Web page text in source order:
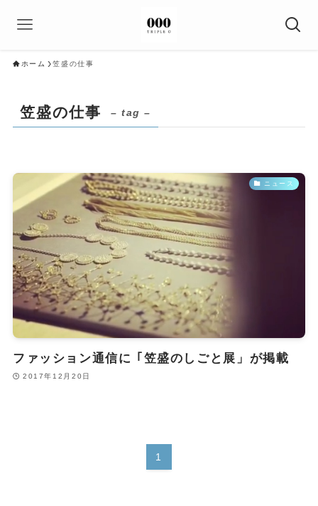
ホーム 笠盛の仕事
笠盛の仕事 – tag –
ニュース
ファッション通信に ｢笠盛のしごと展」が掲載
2017年12月20日
1